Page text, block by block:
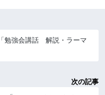
勉強会講話 解説・ラーマ
次の記事